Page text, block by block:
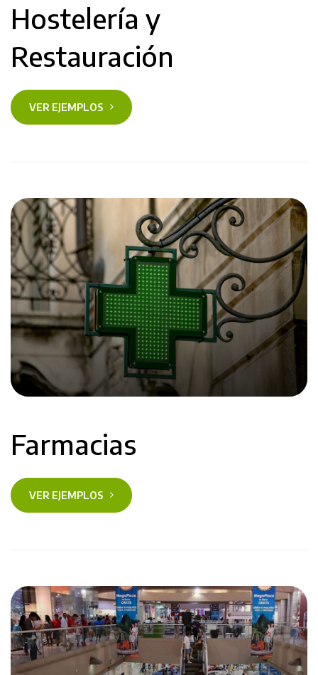
Hostelería y
Restauración
VER EJEMPLOS
Farmacias
VER EJEMPLOS